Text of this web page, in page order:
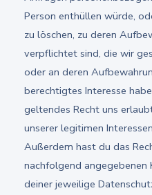
Person enthüllen würde,
zu löschen, zu deren
verpflichtet sind, die wir
oder an deren
berechtigtes Interesse
geltendes Recht uns
unserer legitimen
Außerdem hast du das
nachfolgend
deiner jeweilige